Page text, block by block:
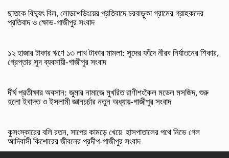
ছাতকে বিদ্যুৎ বিল, লোডশেডিংয়ের প্রতিবাদে চরবাড়ুকা গ্রামের গ্রাহকদের
প্রতিবাদ ও ক্ষোভ-গাজীপুর সংবাদ
১২ হাজার টাকার ঋণে ১৩ লাখ টাকার মামলা: সুদের ফাঁদে নীরব নির্যাতনের শিকার,
গ্রেপ্তার সুদ ব্যবসায়ী-গাজীপুর সংবাদ
দীর্ঘ প্রতীক্ষার অবসান: জুমার নামাজে মুখরিত রাণীশংকৈল মডেল মসজিদ, শুরু
হলো ইবাদত ও ইসলামী জ্ঞানচর্চার নতুন অধ্যায়-গাজীপুর সংবাদ
কুসংস্কারের বলি রতন, সাপের কামড়ে খেয়ে হাসপাতালের পথে নিভে গেল
আদিবাসী কিশোরের জীবনের প্রদীপ-গাজীপুর সংবাদ